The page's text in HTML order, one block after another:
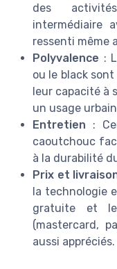
des
intermédiaire
ressenti même
Polyvalence :
ou le black
leur capacité à
un usage
Entretien :
caoutchouc
à la durabilité
Prix et
la technologie
gratuite et
(mastercard,
aussi appréciés.